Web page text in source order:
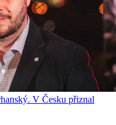
V Česku přiznal